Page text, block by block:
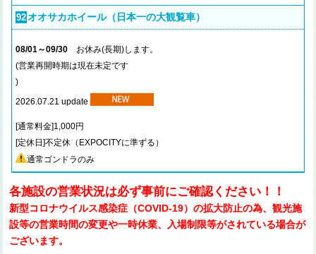
92オオサカホイール（日本一の大観覧車）
08/01～09/30お休み(長期)します。
(営業再開時期は現在未定です
)
2026.07.21 update
[通常料金]1,000円
[定休日]不定休（EXPOCITYに準ずる）
通常ゴンドラのみ
各施設の営業状況は必ず事前にご確認ください！！
新型コロナウイルス感染症（COVID-19）の拡大防止の為、観光施
設等の営業時間の変更や一時休業、入場制限等がされている場合が
ございます。